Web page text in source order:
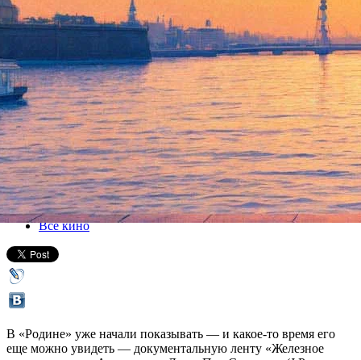
В «Родине» исследуют
тоталитарный Китай
11 марта 2016, пятница-17 марта 2016, четверг
Версия для печати
Все кино
В «Родине» уже начали показывать — и какое-то время его
еще можно увидеть — документальную ленту «Железное